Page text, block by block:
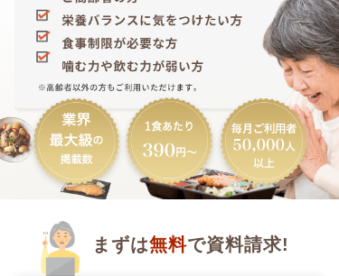
まずは無料で資料請求!